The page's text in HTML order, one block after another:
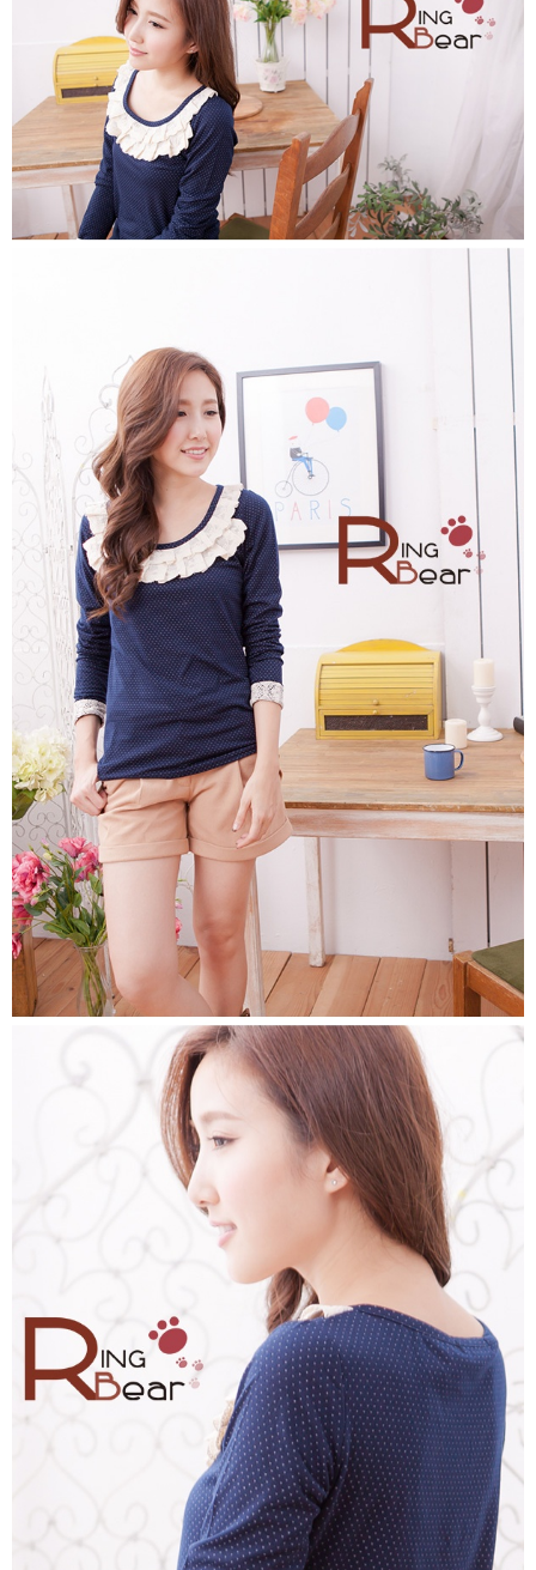
「AFTEE先享後付」，若未經同意申辦者引起之損失，本公司不負相關責
４．使用「AFTEE先享後付」時，將依據個別帳號之用戶狀況，依本公司即
時審查核予不同之上限額度；若仍有額度不足之情形，本公司將視審查結果
請求用戶進行身份認證。
５．嚴禁一人註冊多個帳號或使用他人資訊註冊。若發現惡意使用之情形，
恩沛科技股份有限公司將有權停止該用戶之使用額度並採取法律行動。